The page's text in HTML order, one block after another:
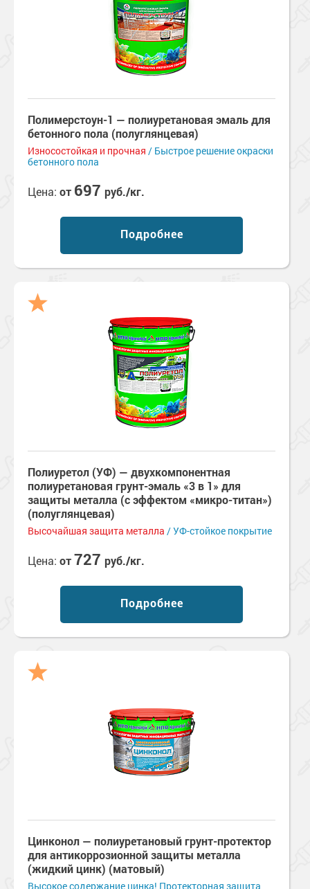
Полимерстоун-1 — полиуретановая эмаль для
бетонного пола (полуглянцевая)
Износостойкая и прочная / Быстрое решение окраски
бетонного пола
Цена: от 697 руб./кг.
Подробнее
Полиуретол (УФ) — двухкомпонентная
полиуретановая грунт-эмаль «3 в 1» для
защиты металла (с эффектом «микро-титан»)
(полуглянцевая)
Высочайшая защита металла / УФ-стойкое покрытие
Цена: от727 руб./кг.
Подробнее
Цинконол — полиуретановый грунт-протектор
для антикоррозионной защиты металла
(жидкий цинк) (матовый)
Высокое содержание цинка! Протекторная защита